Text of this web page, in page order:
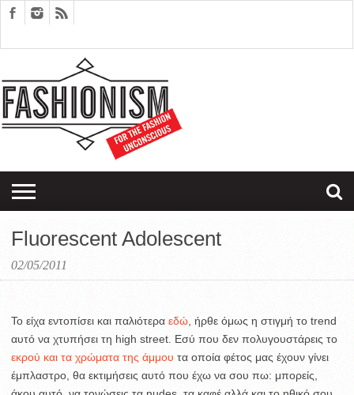
EDITORIALS
COUPLES
THERAPY
SARTORIAGRAM
Fluorescent Adolescent
02/05/2011
To είχα εντοπίσει και παλιότερα εδώ , ήρθε όμως η στιγμή το trend
αυτό να χτυπήσει τη high street. Eσύ που δεν πολυγουστάρεις το
εκρού και τα χρώματα της άμμου τα οποία φέτος μας έχουν γίνει
έμπλαστρο, θα εκτιμήσεις αυτό που έχω να σου πω: μπορείς,